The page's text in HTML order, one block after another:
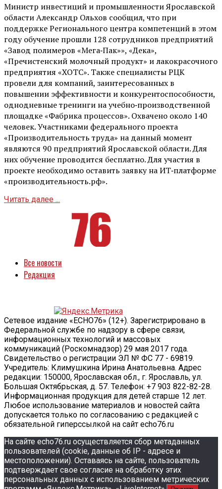
Министр инвестиций и промышленности Ярославской
области Александр Ольхов сообщил, что при
поддержке Регионального центра компетенций в этом
году обучение прошли 128 сотрудников предприятий
«Завод полимеров «Мега‑Пак»», «Дека»,
«Пречистенский молочный продукт» и лакокрасочного
предприятия «ХОТС». Также специалисты РЦК
провели для компаний, заинтересованных в
повышении эффективности и конкурентоспособности,
однодневные тренинги на учебно‑производственной
площадке «Фабрика процессов». Охвачено около 140
человек. Участниками федерального проекта
«Производительность труда» на данный момент
являются 90 предприятий Ярославской области. Для
них обучение проводится бесплатно. Для участия в
проекте необходимо оставить заявку на ИТ‑платформе
«производительность.рф».
Читать далее ...
Все новости
Редакция
Сетевое издание «ECHO76» (12+). Зарегистрировано в
Федеральной службе по надзору в сфере связи,
информационных технологий и массовых
коммуникаций (Роскомнадзор) 29 мая 2017 года.
Свидетельство о регистрации ЭЛ № ФС 77 - 69819.
Учредитель: Климушкина Ирина Анатольевна. Адрес
редакции: 150000, Ярославская обл., г. Ярославль, ул.
Большая Октябрьская, д. 57. Телефон: +7 903 822-82-28.
Информационная продукция для детей старше 12 лет.
Любое использование материалов и новостей сайта
допускается только по согласованию с редакцией с
обязательной гиперссылкой на сайт echo76.ru
На сайте echo76.ru осуществляется сбор метаданных
пользователей (cookie, данные об IP - адресе и
местоположении). Оставаясь на сайте, пользователь
подтверждает свое согласие на обработку этих
персональных данных c использованием метрических